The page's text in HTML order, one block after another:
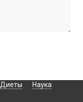
Диеты
Наука